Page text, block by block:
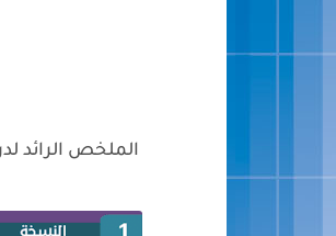
الملخص الرائد